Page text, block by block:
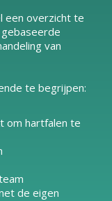
een overzicht te
van
te begrijpen:
om hartfalen te
de eigen